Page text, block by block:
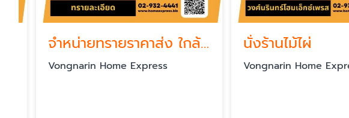
จำหน่ายทรายราคาส่ง ใกล้ฉัน
Vongnarin Home Express
นั่งร้านไม้ไผ่
Vongnarin Home Express